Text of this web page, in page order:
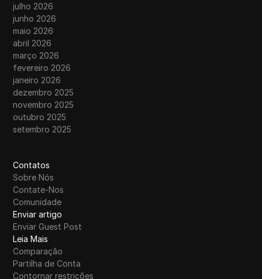
julho 2026
junho 2026
maio 2026
abril 2026
março 2026
fevereiro 2026
janeiro 2026
dezembro 2025
novembro 2025
outubro 2025
setembro 2025
Contatos
Sobre Nós
Contate-Nos
Comunidade
Enviar artigo
Enviar Guest Post
Leia Mais
Comparação
Partilha de Conta
Contornar restrições